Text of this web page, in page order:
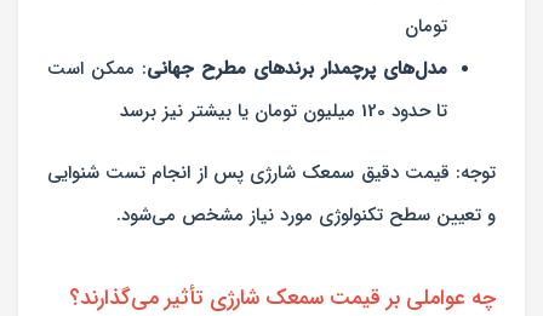
تومان
مدل‌های پرچمدار برندهای مطرح جهانی: ممکن است
تا حدود 120 میلیون تومان یا بیشتر نیز برسد
توجه: قیمت دقیق سمعک شارژی پس از انجام تست شنوایی
و تعیین سطح تکنولوژی مورد نیاز مشخص می‌شود.
چه عواملی بر قیمت سمعک شارژی تأثیر می‌گذارند؟